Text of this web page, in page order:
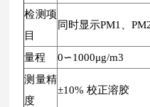
检测项
目
同时显示PM1、
量程
0∽1000μg/m3
测量精
度
±10% 校正溶胶